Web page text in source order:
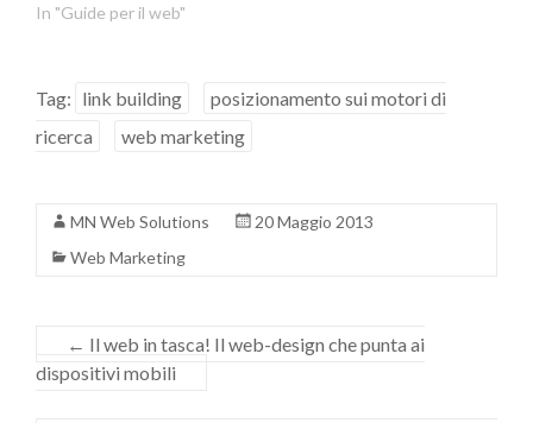
In "Guide per il web"
Tag: link building
posizionamento sui motori di
ricerca
web marketing
MN Web Solutions
20 Maggio 2013
Web Marketing
← Il web in tasca! Il web-design che punta ai
dispositivi mobili